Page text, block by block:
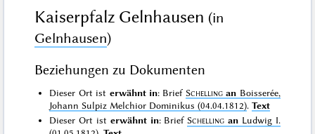
Kaiserpfalz Gelnhausen (in
Gelnhausen)
Beziehungen zu Dokumenten
Dieser Ort ist erwähnt in: Brief Schelling an Boisserée,
Johann Sulpiz Melchior Dominikus (04.04.1812).Text
Dieser Ort ist erwähnt in: BriefSchelling an Ludwig I.